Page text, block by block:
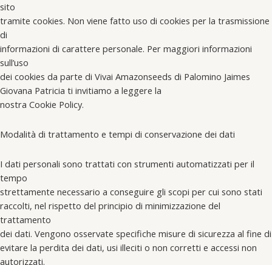
sito
tramite cookies. Non viene fatto uso di cookies per la trasmissione
di
informazioni di carattere personale. Per maggiori informazioni
sull’uso
dei cookies da parte di Vivai Amazonseeds di Palomino Jaimes
Giovana Patricia ti invitiamo a leggere la
nostra Cookie Policy.
Modalità di trattamento e tempi di conservazione dei dati
I dati personali sono trattati con strumenti automatizzati per il
tempo
strettamente necessario a conseguire gli scopi per cui sono stati
raccolti, nel rispetto del principio di minimizzazione del
trattamento
dei dati. Vengono osservate specifiche misure di sicurezza al fine di
evitare la perdita dei dati, usi illeciti o non corretti e accessi non
autorizzati.